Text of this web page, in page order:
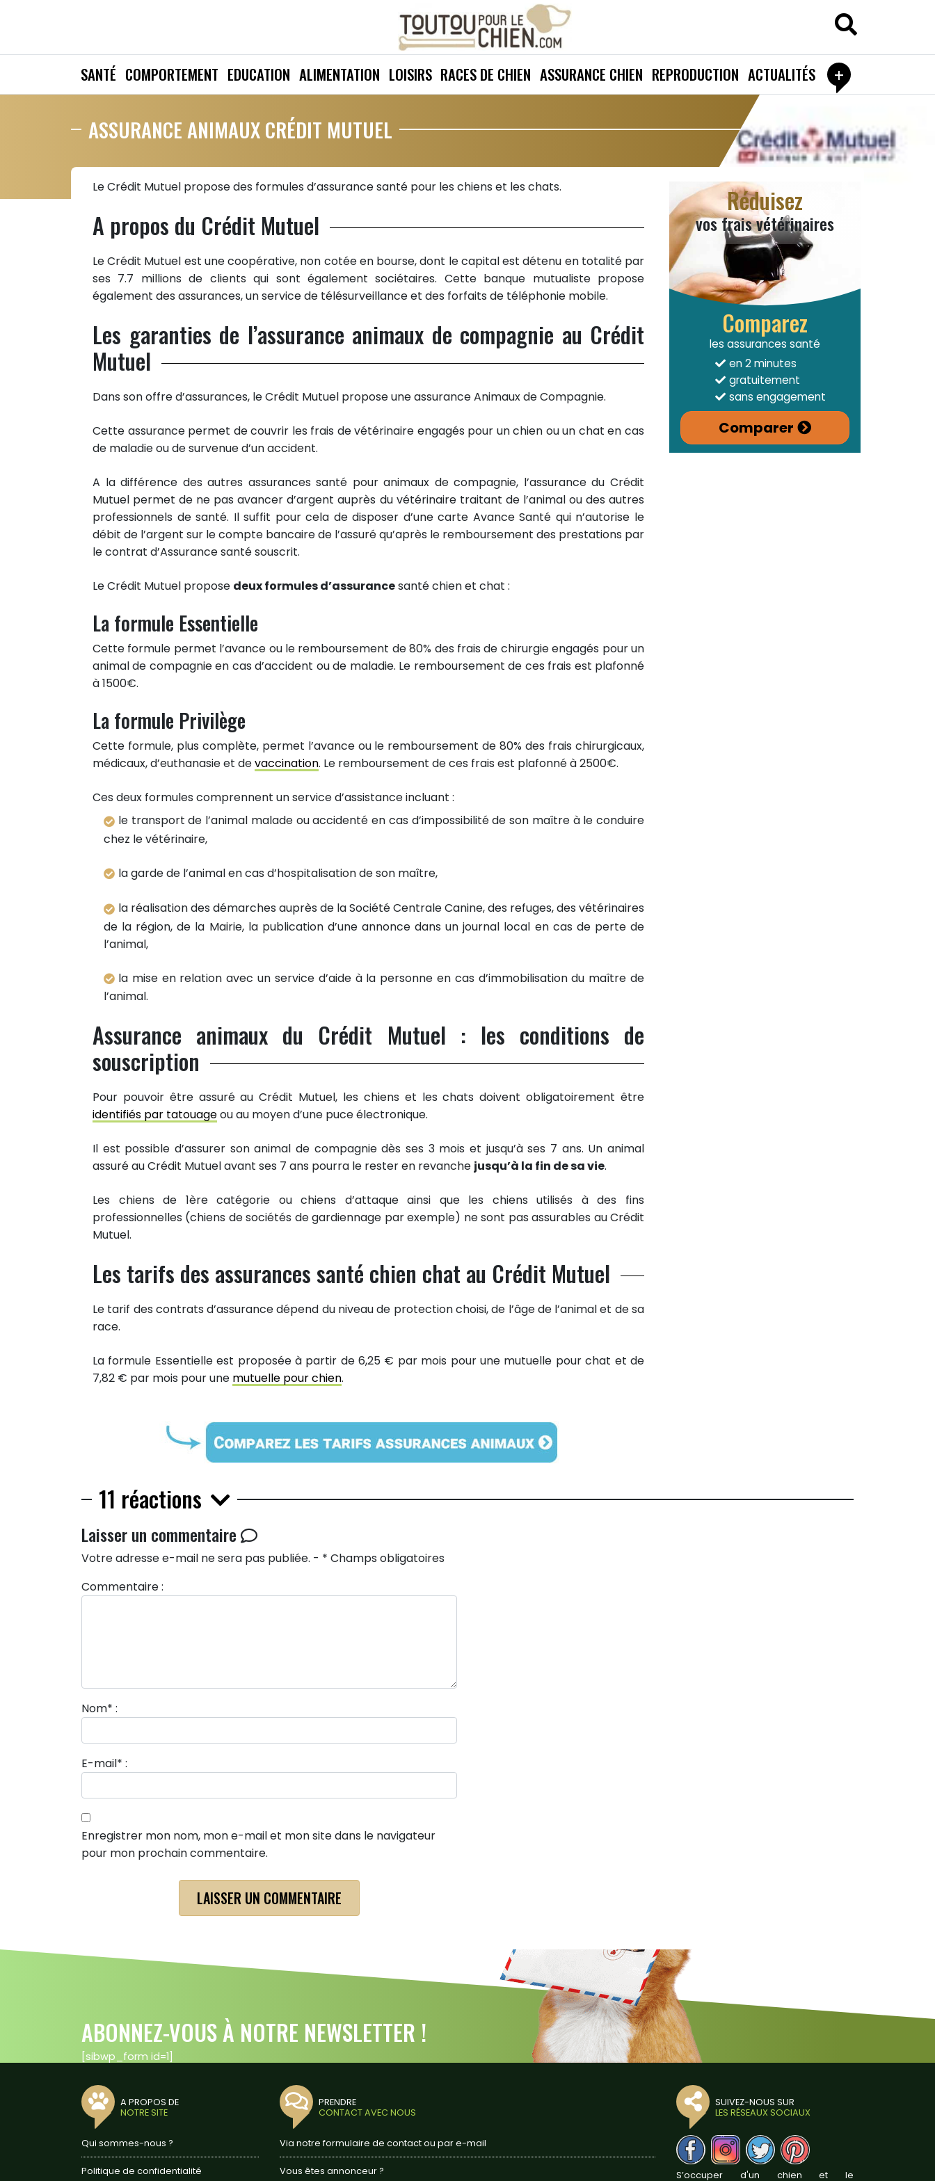
SANTÉ COMPORTEMENT EDUCATION ALIMENTATION LOISIRS RACES DE CHIEN ASSURANCE CHIEN REPRODUCTION ACTUALITÉS +
ASSURANCE ANIMAUX CRÉDIT MUTUEL
Partager sur facebook
Partager sur Twitter
Epingler sur Pinterest
Le Crédit Mutuel propose des formules d’assurance santé pour les chiens et les chats.
A propos du Crédit Mutuel
Le Crédit Mutuel est une coopérative, non cotée en bourse, dont le capital est détenu en totalité par
ses 7.7 millions de clients qui sont également sociétaires. Cette banque mutualiste propose
également des assurances, un service de télésurveillance et des forfaits de téléphonie mobile.
Les garanties de l’assurance animaux de compagnie au Crédit
Mutuel
Dans son offre d’assurances, le Crédit Mutuel propose une assurance Animaux de Compagnie.
Cette assurance permet de couvrir les frais de vétérinaire engagés pour un chien ou un chat en cas
de maladie ou de survenue d’un accident.
A la différence des autres assurances santé pour animaux de compagnie, l’assurance du Crédit
Mutuel permet de ne pas avancer d’argent auprès du vétérinaire traitant de l’animal ou des autres
professionnels de santé. Il suffit pour cela de disposer d’une carte Avance Santé qui n’autorise le
débit de l’argent sur le compte bancaire de l’assuré qu’après le remboursement des prestations par
le contrat d’Assurance santé souscrit.
Le Crédit Mutuel propose deux formules d’assurancesanté chien et chat :
La formule Essentielle
Cette formule permet l’avance ou le remboursement de 80% des frais de chirurgie engagés pour un
animal de compagnie en cas d’accident ou de maladie. Le remboursement de ces frais est plafonné
à 1500€.
La formule Privilège
Cette formule, plus complète, permet l’avance ou le remboursement de 80% des frais chirurgicaux,
médicaux, d’euthanasie et devaccination. Le remboursement de ces frais est plafonné à 2500€.
Ces deux formules comprennent un service d’assistance incluant :
le transport de l’animal malade ou accidenté en cas d’impossibilité de son maître à le conduire
chez le vétérinaire,
la garde de l’animal en cas d’hospitalisation de son maître,
la réalisation des démarches auprès de la Société Centrale Canine, des refuges, des vétérinaires
de la région, de la Mairie, la publication d’une annonce dans un journal local en cas de perte de
l’animal,
la mise en relation avec un service d’aide à la personne en cas d’immobilisation du maître de
l’animal.
Assurance animaux du Crédit Mutuel : les conditions de
souscription
Pour pouvoir être assuré au Crédit Mutuel, les chiens et les chats doivent obligatoirement être
identifiés par tatouageou au moyen d’une puce électronique.
Il est possible d’assurer son animal de compagnie dès ses 3 mois et jusqu’à ses 7 ans. Un animal
assuré au Crédit Mutuel avant ses 7 ans pourra le rester en revanche jusqu’à la fin de sa vie.
Les chiens de 1ère catégorie ou chiens d’attaque ainsi que les chiens utilisés à des fins
professionnelles (chiens de sociétés de gardiennage par exemple) ne sont pas assurables au Crédit
Mutuel.
Les tarifs des assurances santé chien chat au Crédit Mutuel
Le tarif des contrats d’assurance dépend du niveau de protection choisi, de l’âge de l’animal et de sa
race.
La formule Essentielle est proposée à partir de 6,25 € par mois pour une mutuelle pour chat et de
7,82 € par mois pour une mutuelle pour chien.
Réduisez
vos frais vétérinaires
Comparez
les assurances santé
en 2 minutes
gratuitement
sans engagement
Comparer
11 réactions
Laisser un commentaire
Votre adresse e-mail ne sera pas publiée. - * Champs obligatoires
Commentaire :
Nom* :
E-mail* :
Enregistrer mon nom, mon e-mail et mon site dans le navigateur
pour mon prochain commentaire.
ABONNEZ-VOUS À NOTRE NEWSLETTER !
[sibwp_form id=1]
A PROPOS DE
NOTRE SITE
Qui sommes-nous ?
Politique de confidentialité
PRENDRE
CONTACT AVEC NOUS
Via notre formulaire de contact ou par e-mail
Vous êtes annonceur ?
SUIVEZ-NOUS SUR
LES RÉSEAUX SOCIAUX
S’occuper d'un chien et le